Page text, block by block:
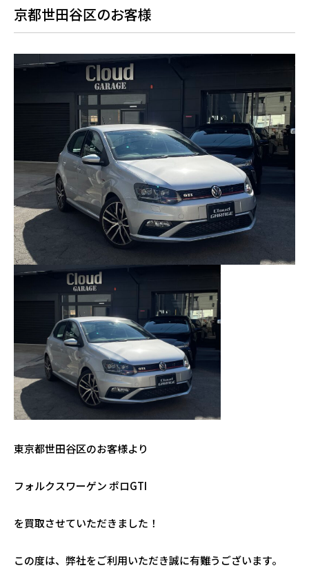
京都世田谷区のお客様
東京都世田谷区のお客様より
フォルクスワーゲン ポロGTI
を買取させていただきました！
この度は、弊社をご利用いただき誠に有難うございます。